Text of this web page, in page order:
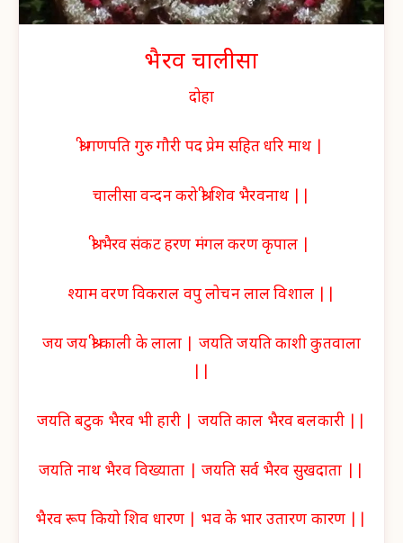
भैरव चालीसा
दोहा
श्री गणपति गुरु गौरी पद प्रेम सहित धरि माथ |
चालीसा वन्दन करो श्री शिव भैरवनाथ ||
श्री भैरव संकट हरण मंगल करण कृपाल |
श्याम वरण विकराल वपु लोचन लाल विशाल ||
जय जय श्री काली के लाला | जयति जयति काशी कुतवाला
जयति बटुक भैरव भी हारी | जयति काल भैरव बलकारी ||
जयति नाथ भैरव विख्याता | जयति सर्व भैरव सुखदाता ||
भैरव रूप कियो शिव धारण | भव के भार उतारण कारण ||